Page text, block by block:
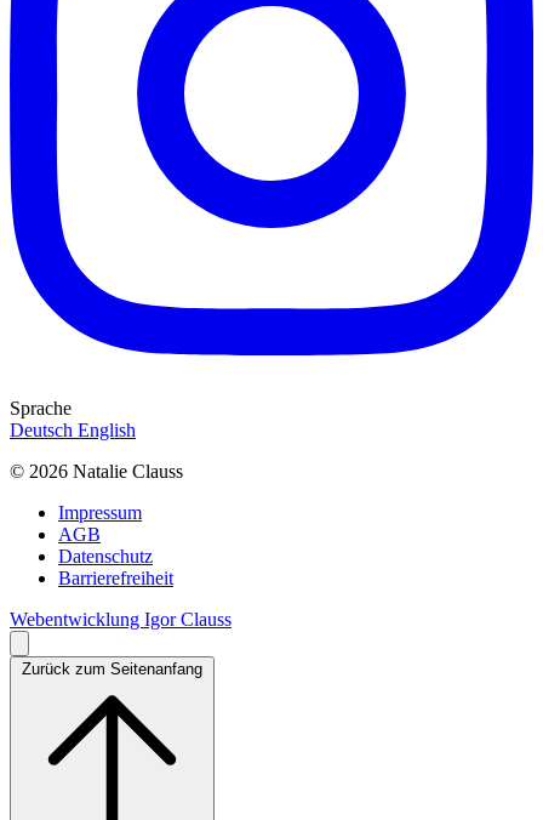
Sprache
Deutsch English
© 2026 Natalie Clauss
Impressum
AGB
Datenschutz
Barrierefreiheit
Webentwicklung Igor Clauss
Zurück zum Seitenanfang